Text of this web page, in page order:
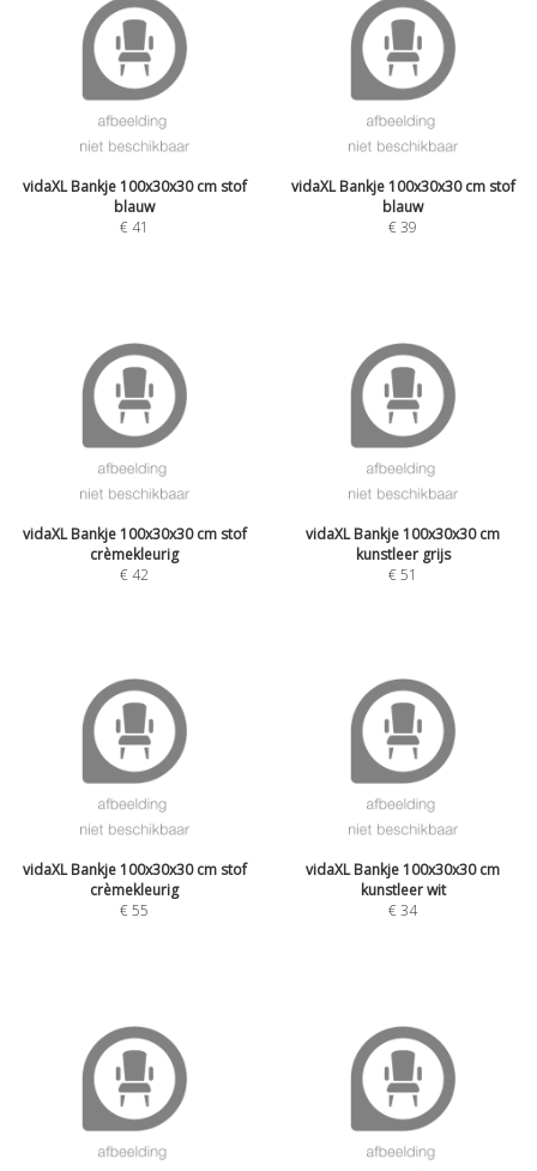
vidaXL Bankje 100x30x30 cm stof
blauw
€41
vidaXL Bankje 100x30x30 cm stof
blauw
€39
vidaXL Bankje 100x30x30 cm stof
crèmekleurig
€42
vidaXL Bankje 100x30x30 cm
kunstleer grijs
€51
vidaXL Bankje 100x30x30 cm stof
crèmekleurig
€55
vidaXL Bankje 100x30x30 cm
kunstleer wit
€34